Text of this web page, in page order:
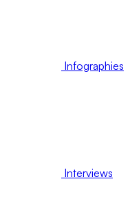
Infographies
Interviews